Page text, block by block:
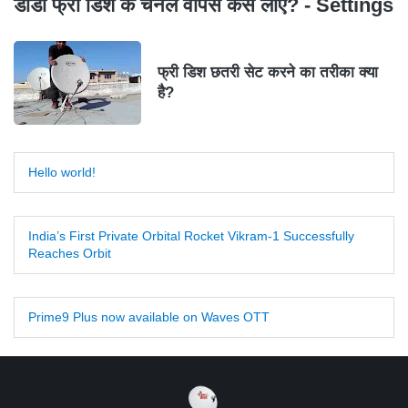
डीडी फ्री डिश के चैनल वापस कैसे लाएं? - Settings
फ्री डिश छतरी सेट करने का तरीका क्या
है?
Hello world!
India’s First Private Orbital Rocket Vikram-1 Successfully
Reaches Orbit
Prime9 Plus now available on Waves OTT